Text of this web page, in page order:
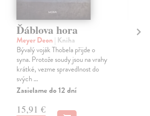
Ďáblova hora
Meyer Deon | Kniha
Bývalý voják Thobela přijde o
syna. Protože soudy jsou na vrahy
krátké, vezme spravedlnost do
svých ...
Zasielame do 12 dní
15,91 €
U